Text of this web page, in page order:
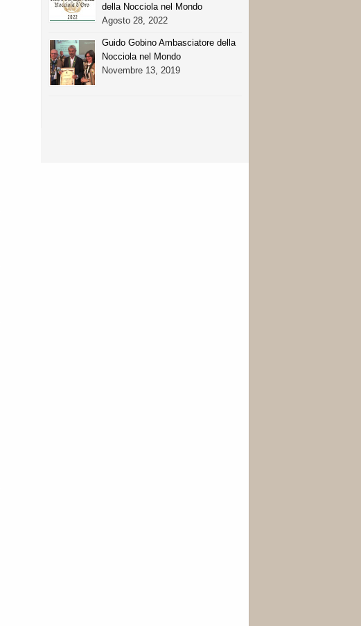
della Nocciola nel Mondo
Agosto 28, 2022
Guido Gobino Ambasciatore della
Nocciola nel Mondo
Novembre 13, 2019